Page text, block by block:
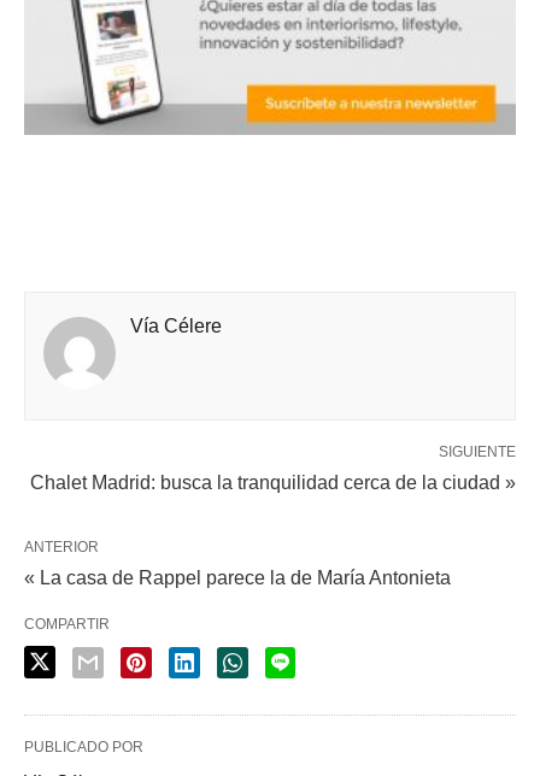
Vía Célere
SIGUIENTE
Chalet Madrid: busca la tranquilidad cerca de la ciudad »
ANTERIOR
« La casa de Rappel parece la de María Antonieta
COMPARTIR
PUBLICADO POR